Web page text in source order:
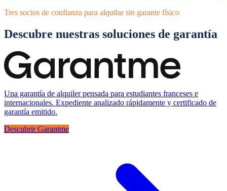
Tres socios de confianza para alquilar sin garante físico
Descubre nuestras soluciones de garantía
Una garantía de alquiler pensada para estudiantes franceses e
internacionales. Expediente analizado rápidamente y certificado de
garantía emitido.
Descubrir Garantme